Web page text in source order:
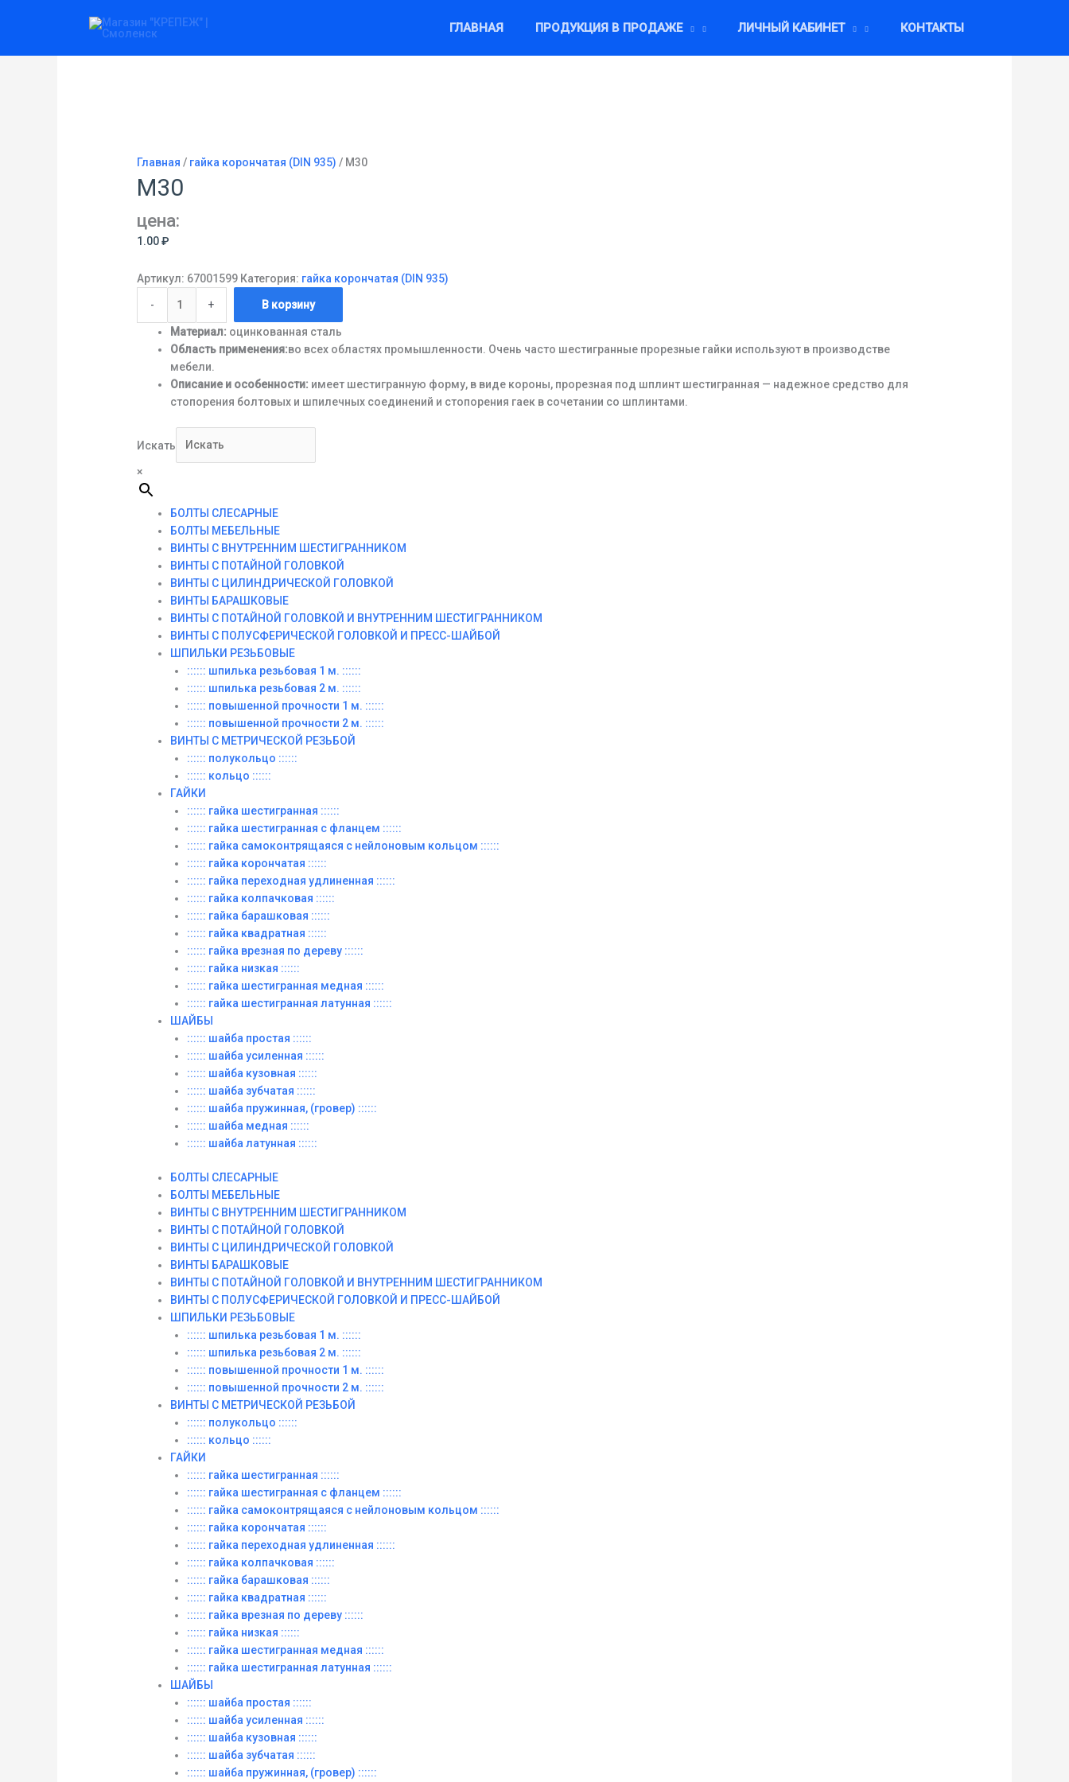
ГЛАВНАЯ ПРОДУКЦИЯ В ПРОДАЖЕ ЛИЧНЫЙ КАБИНЕТ КОНТАКТЫ
Главная / гайка корончатая (DIN 935) / М30
М30
цена:
1.00₽
Артикул: 67001599 Категория: гайка корончатая (DIN 935)
-
товара
+ В корзину
Материал: оцинкованная сталь
Область применения:во всех областях промышленности. Очень часто шестигранные прорезные гайки используют в производстве
мебели.
Описание и особенности: имеет шестигранную форму, в виде короны, прорезная под шплинт шестигранная — надежное средство для
стопорения болтовых и шпилечных соединений и стопорения гаек в сочетании со шплинтами.
Искать
×
БОЛТЫ СЛЕСАРНЫЕ
БОЛТЫ МЕБЕЛЬНЫЕ
ВИНТЫ С ВНУТРЕННИМ ШЕСТИГРАННИКОМ
ВИНТЫ С ПОТАЙНОЙ ГОЛОВКОЙ
ВИНТЫ С ЦИЛИНДРИЧЕСКОЙ ГОЛОВКОЙ
ВИНТЫ БАРАШКОВЫЕ
ВИНТЫ С ПОТАЙНОЙ ГОЛОВКОЙ И ВНУТРЕННИМ ШЕСТИГРАННИКОМ
ВИНТЫ С ПОЛУСФЕРИЧЕСКОЙ ГОЛОВКОЙ И ПРЕСС-ШАЙБОЙ
ШПИЛЬКИ РЕЗЬБОВЫЕ
:::::: шпилька резьбовая 1 м. ::::::
:::::: шпилька резьбовая 2 м. ::::::
:::::: повышенной прочности 1 м. ::::::
:::::: повышенной прочности 2 м. ::::::
ВИНТЫ C МЕТРИЧЕСКОЙ РЕЗЬБОЙ
:::::: полукольцо ::::::
:::::: кольцо ::::::
ГАЙКИ
:::::: гайка шестигранная ::::::
:::::: гайка шестигранная с фланцем ::::::
:::::: гайка самоконтрящаяся с нейлоновым кольцом ::::::
:::::: гайка корончатая ::::::
:::::: гайка переходная удлиненная ::::::
:::::: гайка колпачковая ::::::
:::::: гайка барашковая ::::::
:::::: гайка квадратная ::::::
:::::: гайка врезная по дереву ::::::
:::::: гайка низкая ::::::
:::::: гайка шестигранная медная ::::::
:::::: гайка шестигранная латунная ::::::
ШАЙБЫ
:::::: шайба простая ::::::
:::::: шайба усиленная ::::::
:::::: шайба кузовная ::::::
:::::: шайба зубчатая ::::::
:::::: шайба пружинная, (гровер) ::::::
:::::: шайба медная ::::::
:::::: шайба латунная ::::::
БОЛТЫ СЛЕСАРНЫЕ
БОЛТЫ МЕБЕЛЬНЫЕ
ВИНТЫ С ВНУТРЕННИМ ШЕСТИГРАННИКОМ
ВИНТЫ С ПОТАЙНОЙ ГОЛОВКОЙ
ВИНТЫ С ЦИЛИНДРИЧЕСКОЙ ГОЛОВКОЙ
ВИНТЫ БАРАШКОВЫЕ
ВИНТЫ С ПОТАЙНОЙ ГОЛОВКОЙ И ВНУТРЕННИМ ШЕСТИГРАННИКОМ
ВИНТЫ С ПОЛУСФЕРИЧЕСКОЙ ГОЛОВКОЙ И ПРЕСС-ШАЙБОЙ
ШПИЛЬКИ РЕЗЬБОВЫЕ
:::::: шпилька резьбовая 1 м. ::::::
:::::: шпилька резьбовая 2 м. ::::::
:::::: повышенной прочности 1 м. ::::::
:::::: повышенной прочности 2 м. ::::::
ВИНТЫ C МЕТРИЧЕСКОЙ РЕЗЬБОЙ
:::::: полукольцо ::::::
:::::: кольцо ::::::
ГАЙКИ
:::::: гайка шестигранная ::::::
:::::: гайка шестигранная с фланцем ::::::
:::::: гайка самоконтрящаяся с нейлоновым кольцом ::::::
:::::: гайка корончатая ::::::
:::::: гайка переходная удлиненная ::::::
:::::: гайка колпачковая ::::::
:::::: гайка барашковая ::::::
:::::: гайка квадратная ::::::
:::::: гайка врезная по дереву ::::::
:::::: гайка низкая ::::::
:::::: гайка шестигранная медная ::::::
:::::: гайка шестигранная латунная ::::::
ШАЙБЫ
:::::: шайба простая ::::::
:::::: шайба усиленная ::::::
:::::: шайба кузовная ::::::
:::::: шайба зубчатая ::::::
:::::: шайба пружинная, (гровер) ::::::